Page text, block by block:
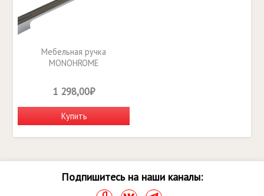
Мебельная ручка
MONOHROME
1 298,00₽
Купить
Подпишитесь на наши каналы: